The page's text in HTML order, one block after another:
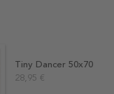
Tiny Dancer 50x70
28,95 €